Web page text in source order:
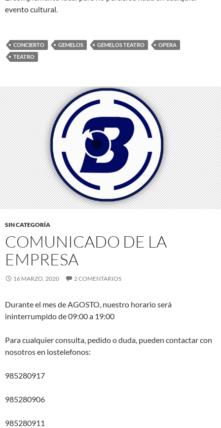
evento cultural.
CONCIERTO GEMELOS GEMELOS TEATRO
OPERA
TEATRO
SIN CATEGORÍA
COMUNICADO DE LA
EMPRESA
16 MARZO, 2020 2 COMENTARIOS
Durante el mes de AGOSTO, nuestro horario será
ininterrumpido de 09:00 a 19:00
Para cualquier consulta, pedido o duda, pueden contactar con
nosotros en lostelefonos:
985280917
985280906
985280911